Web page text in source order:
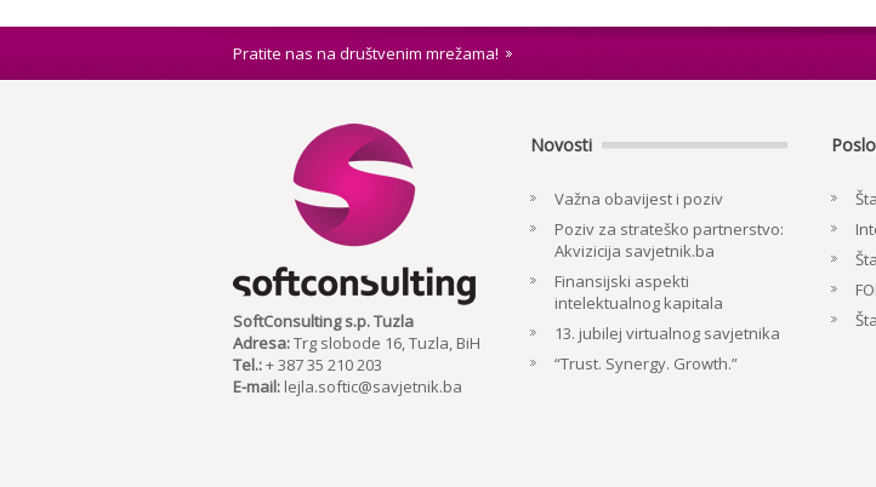
Pratite nas na društvenim mrežama!
SoftConsulting s.p. Tuzla
Adresa:Trg slobode 16, Tuzla, BiH
Tel.:+ 387 35 210 203
E-mail: lejla.softic@savjetnik.ba
Novosti
Važna obavijest i poziv
Poziv za strateško partnerstvo:
Akvizicija savjetnik.ba
Finansijski aspekti
intelektualnog kapitala
13. jubilej virtualnog savjetnika
“Trust. Synergy. Growth.”